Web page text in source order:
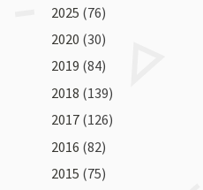
2025 (76)
2020 (30)
2019 (84)
2018 (139)
2017 (126)
2016 (82)
2015 (75)